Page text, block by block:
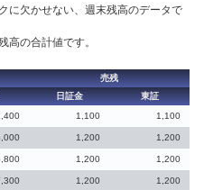
に欠かせない、週末残高のデータで
高の合計値です。
売残
日証金
東証
1,100 1,100
1,200 1,200
1,200 1,200
1,200 1,200